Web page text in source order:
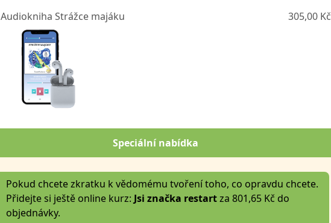
Audiokniha Strážce majáku 305,00 Kč
Speciální nabídka
Pokud chcete zkratku k vědomému tvoření toho, co opravdu chcete.
Přidejte si ještě online kurz: Jsi značka restartza 801,65 Kč do
objednávky.